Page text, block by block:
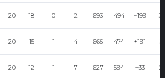
20 18 0 2 693 494 +199 36
20 15 1 4 665 474 +191
20 12 1 7 627 594 +33 25